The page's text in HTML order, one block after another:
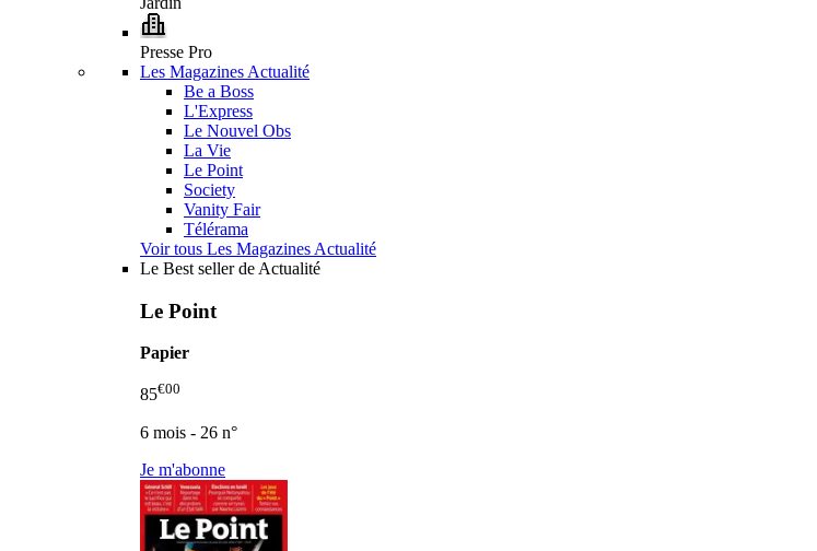
Presse Pro
Les Magazines Actualité
Be a Boss
L'Express
Le Nouvel Obs
La Vie
Le Point
Society
Vanity Fair
Télérama
Voir tous Les Magazines Actualité
Le Best seller de Actualité
Le Point
Papier
85€00
6 mois - 26 n°
Je m'abonne